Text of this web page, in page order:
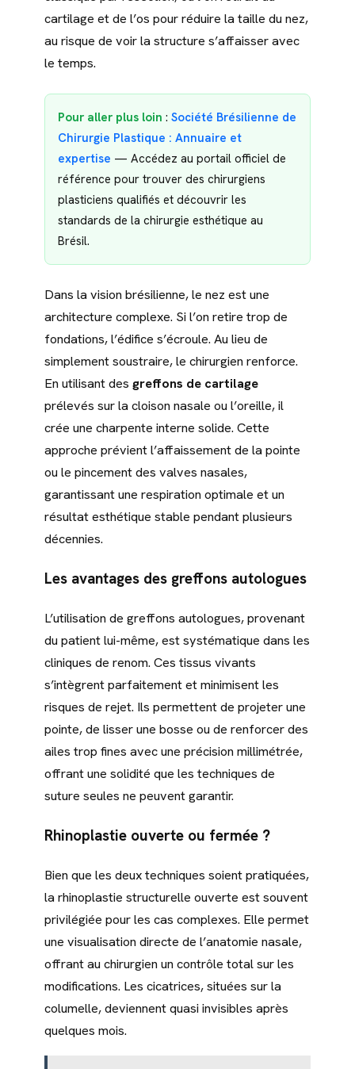
cartilage et de l’os pour réduire la taille du nez,
au risque de voir la structure s’affaisser avec
le temps.
Pour aller plus loin : Société Brésilienne de
Chirurgie Plastique : Annuaire et
expertise — Accédez au portail officiel de
référence pour trouver des chirurgiens
plasticiens qualifiés et découvrir les
standards de la chirurgie esthétique au
Brésil.
Dans la vision brésilienne, le nez est une
architecture complexe. Si l’on retire trop de
fondations, l’édifice s’écroule. Au lieu de
simplement soustraire, le chirurgien renforce.
En utilisant des greffons de cartilage
prélevés sur la cloison nasale ou l’oreille, il
crée une charpente interne solide. Cette
approche prévient l’affaissement de la pointe
ou le pincement des valves nasales,
garantissant une respiration optimale et un
résultat esthétique stable pendant plusieurs
décennies.
Les avantages des greffons autologues
L’utilisation de greffons autologues, provenant
du patient lui-même, est systématique dans les
cliniques de renom. Ces tissus vivants
s’intègrent parfaitement et minimisent les
risques de rejet. Ils permettent de projeter une
pointe, de lisser une bosse ou de renforcer des
ailes trop fines avec une précision millimétrée,
offrant une solidité que les techniques de
suture seules ne peuvent garantir.
Rhinoplastie ouverte ou fermée ?
Bien que les deux techniques soient pratiquées,
la rhinoplastie structurelle ouverte est souvent
privilégiée pour les cas complexes. Elle permet
une visualisation directe de l’anatomie nasale,
offrant au chirurgien un contrôle total sur les
modifications. Les cicatrices, situées sur la
columelle, deviennent quasi invisibles après
quelques mois.